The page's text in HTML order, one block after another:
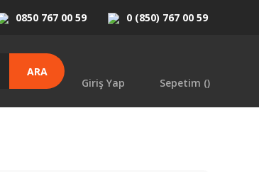
0850 767 00 59 0 (850) 767 00 59
ARA
Giriş Yap
Sepetim ()